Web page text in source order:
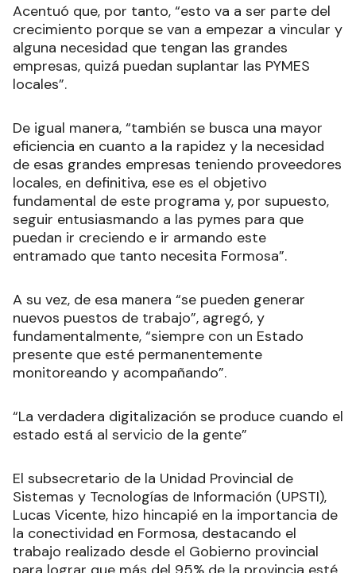
Acentuó que, por tanto, “esto va a ser parte del
crecimiento porque se van a empezar a vincular y
alguna necesidad que tengan las grandes
empresas, quizá puedan suplantar las PYMES
locales”.
De igual manera, “también se busca una mayor
eficiencia en cuanto a la rapidez y la necesidad
de esas grandes empresas teniendo proveedores
locales, en definitiva, ese es el objetivo
fundamental de este programa y, por supuesto,
seguir entusiasmando a las pymes para que
puedan ir creciendo e ir armando este
entramado que tanto necesita Formosa”.
A su vez, de esa manera “se pueden generar
nuevos puestos de trabajo”, agregó, y
fundamentalmente, “siempre con un Estado
presente que esté permanentemente
monitoreando y acompañando”.
“La verdadera digitalización se produce cuando el
estado está al servicio de la gente”
El subsecretario de la Unidad Provincial de
Sistemas y Tecnologías de Información (UPSTI),
Lucas Vicente, hizo hincapié en la importancia de
la conectividad en Formosa, destacando el
trabajo realizado desde el Gobierno provincial